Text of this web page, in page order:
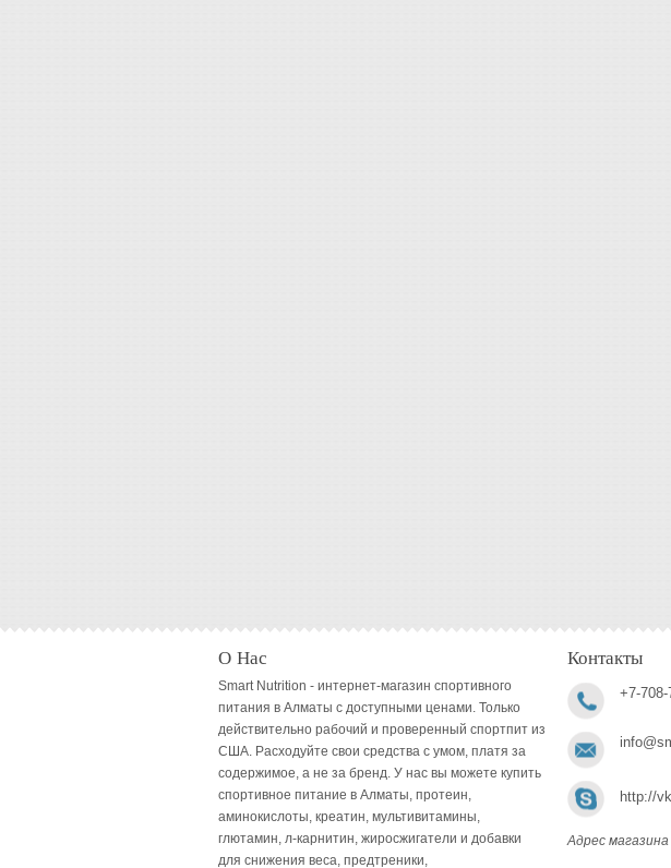
О Нас
Smart Nutrition - интернет-магазин спортивного
питания в Алматы с доступными ценами. Только
действительно рабочий и проверенный спортпит из
США. Расходуйте свои средства с умом, платя за
содержимое, а не за бренд. У нас вы можете купить
спортивное питание в Алматы, протеин,
аминокислоты, креатин, мультивитамины,
глютамин, л-карнитин, жиросжигатели и добавки
для снижения веса, предтреники,
Контакты
+7-708-
http://
Адрес